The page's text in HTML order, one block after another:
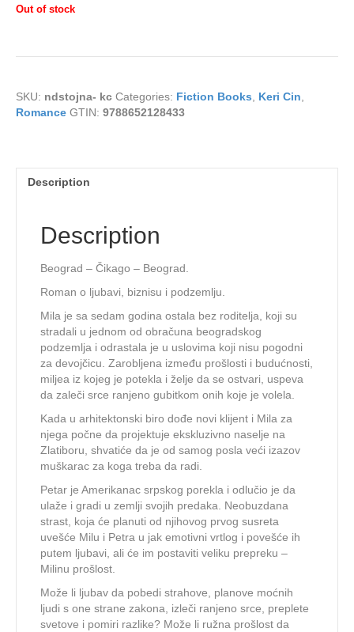
Out of stock
SKU: ndstojna- kc Categories: Fiction Books Keri Cin
Romance GTIN: 9788652128433
Description
Description
Beograd – Čikago – Beograd.
Roman o ljubavi, biznisu i podzemlju.
Mila je sa sedam godina ostala bez roditelja, koji su
stradali u jednom od obračuna beogradskog
podzemlja i odrastala je u uslovima koji nisu pogodni
za devojčicu. Zarobljena između prošlosti i budućnosti,
miljea iz kojeg je potekla i želje da se ostvari, uspeva
da zaleči srce ranjeno gubitkom onih koje je volela.
Kada u arhitektonski biro dođe novi klijent i Mila za
njega počne da projektuje ekskluzivno naselje na
Zlatiboru, shvatiće da je od samog posla veći izazov
muškarac za koga treba da radi.
Petar je Amerikanac srpskog porekla i odlučio je da
ulaže i gradi u zemlji svojih predaka. Neobuzdana
strast, koja će planuti od njihovog prvog susreta
uvešće Milu i Petra u jak emotivni vrtlog i povešće ih
putem ljubavi, ali će im postaviti veliku prepreku –
Milinu prošlost.
Može li ljubav da pobedi strahove, planove moćnih
ljudi s one strane zakona, izleči ranjeno srce, preplete
svetove i pomiri razlike? Može li ružna prošlost da